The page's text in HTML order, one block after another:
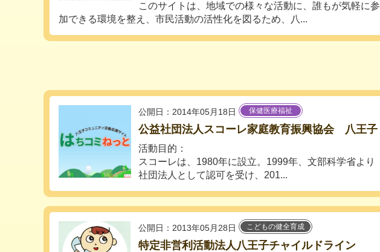
このサイトは、地域での様々な活動に、誰もが気軽に参
加できる環境を整え、市民活動の活性化を図るため、八...
公開日：2014年05月18日 保健医療福祉
公益社団法人スコーレ家庭教育振興協会 八王子
活動目的：
スコーレは、1980年に設立。1999年、文部科学省より
社団法人として認可を受け、201...
公開日：2013年05月28日 こどもの健全育成
特定非営利活動法人八王子チャイルドライン